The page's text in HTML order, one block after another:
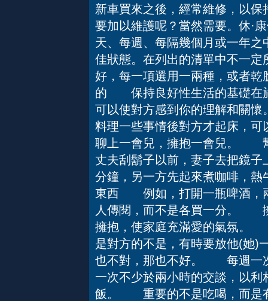
新車買來之後，經常維修，以
要加以維護呢？當然需要。休·
天、每週、每隔幾個月或一年
佳狀態。在列出的清單中不一
好，每一項選用一兩種，或者
的 保持良好性生活的基礎在
可以使對方感到你的理解和
料理一些事情後對方才起床，
聊上一會兒，擁抱一會兒。
丈夫刮鬍子以前，妻子去把鏡
分鐘，另一方先起來煮咖啡，
東西 例如，打開一瓶啤酒，
人傳閱，而不是各買一分。
擁抱，使家庭充滿愛的氣氛
是對方的不是，有時要放他(她)
也不對，那也不好。 每週一
一次不少於兩小時的交談，以
飯。 重要的不是吃喝，而